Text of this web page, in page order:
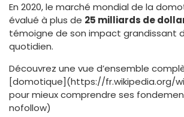
En 2020, le marché mondial de la
évalué à plus de 25 milliards de
témoigne de son impact grandissant
quotidien.
Découvrez une vue d’ensemble
[domotique](https://fr.wikipedia.org/
pour mieux comprendre ses
nofollow)